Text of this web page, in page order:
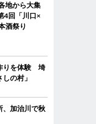
地から大集
4回「川口×
酒祭り
りを体験 埼
の村」
、加治川で秋